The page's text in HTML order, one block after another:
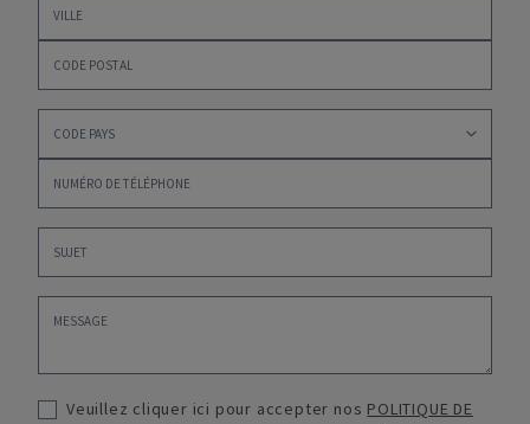
Veuillez cliquer ici pour accepter nos POLITIQUE DE